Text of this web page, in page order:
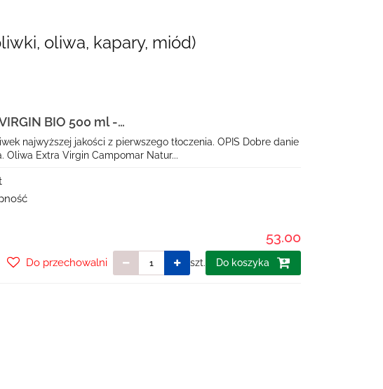
oliwa, kapary, miód)
BIO 500 ml -
najwyższej jakości z pierwszego tłoczenia. OPIS Dobre danie
Oliwa Extra Virgin Campomar Natur...
53.00
szt. Do koszyka
Do przechowalni